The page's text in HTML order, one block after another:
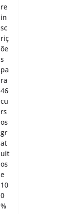
re
in
sc
riç
õe
s
pa
ra
46
cu
rs
os
gr
at
uit
os
e
10
0
%